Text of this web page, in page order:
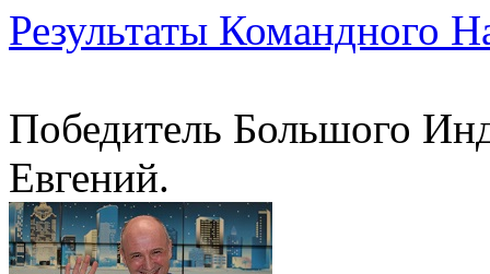
Результаты Командного
Победитель Большого
Евгений.